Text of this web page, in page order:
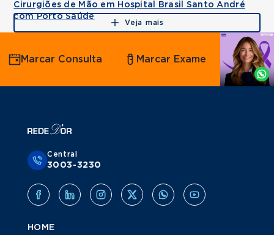
Cirurgiões de Mão em Hospital Brasil Santo André
com Porto Saúde
Veja mais
Agende
por
Whatsapp
Marcar Consulta Marcar Exame
Central
3003-3230
HOME